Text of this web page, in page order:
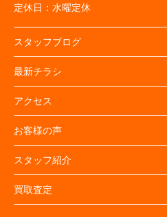
定休日： 水曜定休
スタッフブログ
最新チラシ
アクセス
お客様の声
スタッフ紹介
買取査定